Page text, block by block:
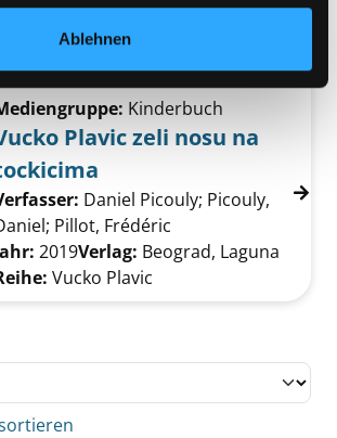
Ablehnen
Details von Lov na lisicu anzeigen
Nordqvist, SvenSuche nach
2010
Details von Vucko Plavic zeli nosu
Kinderbuch
Plavic zeli nosu na
Daniel Picouly; Picouly,
; Pillot, Frédéric
2019Verlag: Beograd, Laguna
Vucko Plavic
springen